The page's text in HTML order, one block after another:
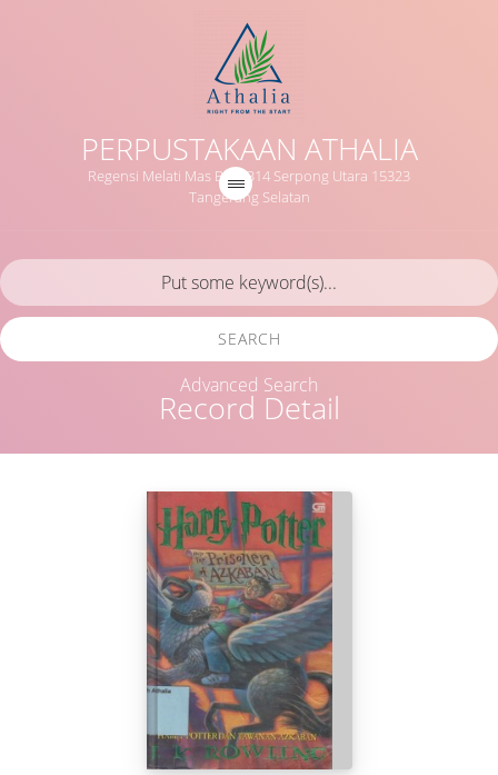
PERPUSTAKAAN ATHALIA
Regensi Melati Mas Blok B14 Serpong Utara 15323
Tangerang Selatan
Record Detail
SEARCH
Advanced Search